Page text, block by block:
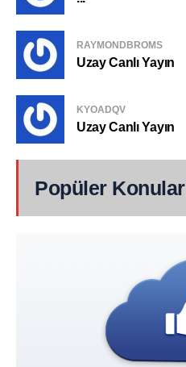
RAYMONDBROMS
Uzay Canlı Yayın
KYOADQV
Uzay Canlı Yayın
Popüler Konular